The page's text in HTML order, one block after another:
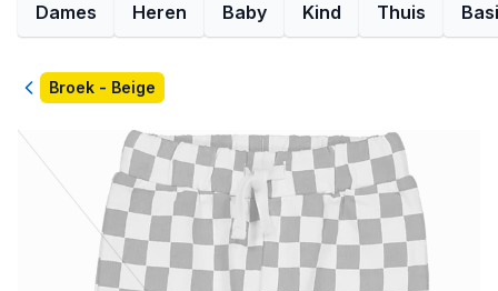
Dames Heren Baby Kind Thuis
TerugBroek - Beige